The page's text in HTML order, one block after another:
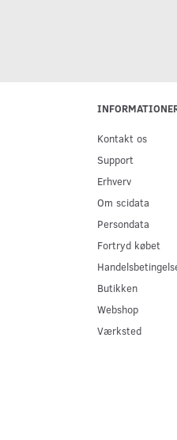
Kontakt os
Support
Erhverv
Om scidata
Persondata
Fortryd købet
Butikken
Webshop
Værksted